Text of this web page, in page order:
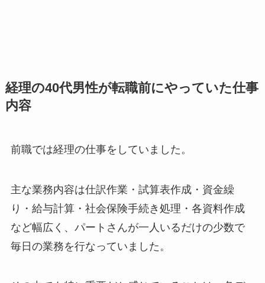
経理の40代男性が転職前にやっていた仕事
内容
前職では経理の仕事をしていました。
主な業務内容は仕訳作業・試算表作成・資金繰
り・給与計算・社会保険手続き処理・各資料作成
など幅広く、パートさんが一人いるだけの少数で
毎日の業務を行なっていました。